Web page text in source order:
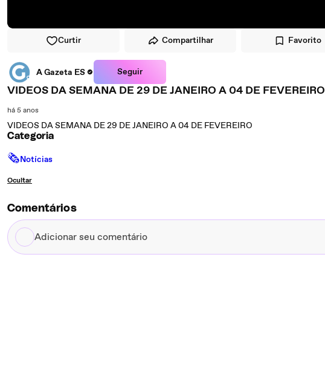
Curtir Compartilhar Favorito
A Gazeta ES Seguir
VIDEOS DA SEMANA DE 29 DE JANEIRO A 04 DE FEVEREIRO
há 5 anos
VIDEOS DA SEMANA DE 29 DE JANEIRO A 04 DE FEVEREIRO
Categoria
🗞Notícias
Ocultar
Comentários
Adicionar
seu